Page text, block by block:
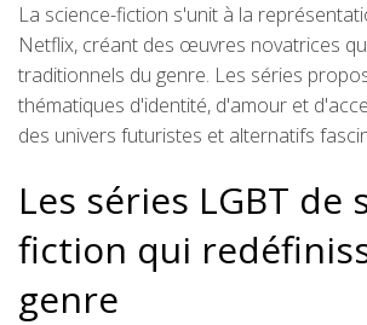
La science-fiction s'unit à la
Netflix, créant des œuvres novatrices
traditionnels du genre. Les séries
thématiques d'identité, d'amour et
des univers futuristes et alternatifs
Les séries LGBT de
fiction qui
genre